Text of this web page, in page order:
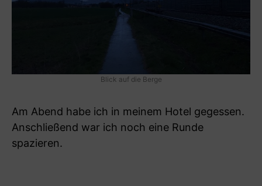
Blick auf die Berge
Am Abend habe ich in meinem Hotel gegessen.
Anschließend war ich noch eine Runde
spazieren.